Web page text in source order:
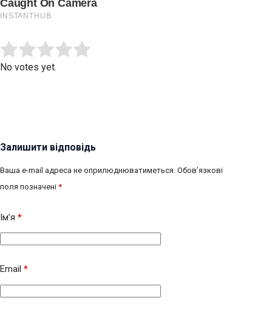
Rate this item:
No votes yet.
Залишити відповідь
Ваша e-mail адреса не оприлюднюватиметься. Обов’язкові
поля позначені *
Ім’я *
Email *